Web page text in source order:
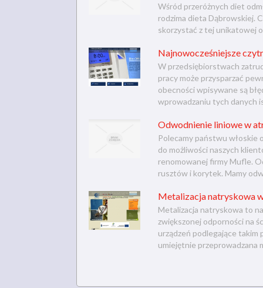
Wśród przeróżnych diet
rodzima dieta Dąbrowskiej.
skorzystać z tej unikatowej
Najnowocześniejsze
W przedsiębiorstwach
pracy może przysparzać
obecności wpisywane są
wprowadzaniu tych danych
Odwodnienie liniowe w
Polecamy państwu włoskie
do możliwości naszych
renomowanej firmy Mufle.
rusztów i korytek. Mamy
Metalizacja natryskowa
Metalizacja natryskowa to
zwiększonej odporności na
urządzeń podlegające takim
umiejętnie przeprowadzana